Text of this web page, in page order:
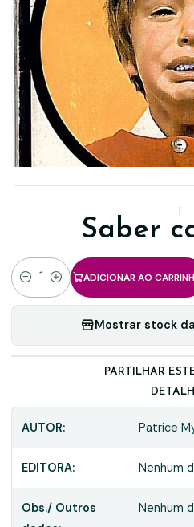
|
Saber
Quantidade
ADICIONAR AO
Mostrar stock
PARTILHAR
AUTOR: Patrice
EDITORA: Nenhum
Obs./ Outros
Nenhum